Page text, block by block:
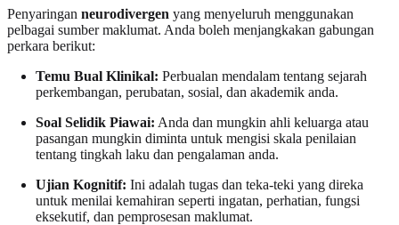
Penyaringan neurodivergen yang menyeluruh menggunakan
pelbagai sumber maklumat. Anda boleh menjangkakan gabungan
perkara berikut:
Temu Bual Klinikal: Perbualan mendalam tentang sejarah
perkembangan, perubatan, sosial, dan akademik anda.
Soal Selidik Piawai: Anda dan mungkin ahli keluarga atau
pasangan mungkin diminta untuk mengisi skala penilaian
tentang tingkah laku dan pengalaman anda.
Ujian Kognitif: Ini adalah tugas dan teka-teki yang direka
untuk menilai kemahiran seperti ingatan, perhatian, fungsi
eksekutif, dan pemprosesan maklumat.